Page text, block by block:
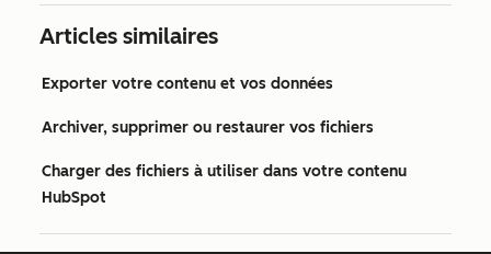
Articles similaires
Exporter votre contenu et vos données
Archiver, supprimer ou restaurer vos fichiers
Charger des fichiers à utiliser dans votre contenu
HubSpot